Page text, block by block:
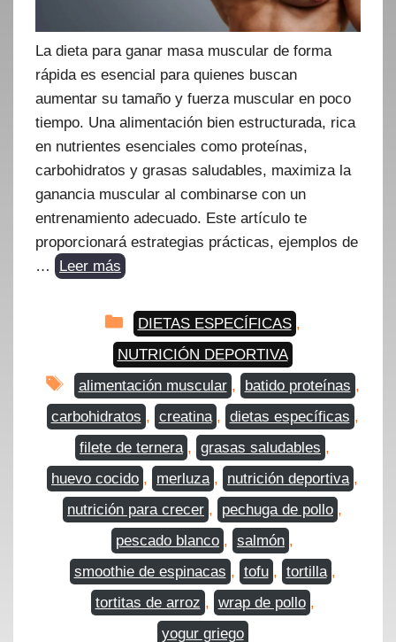
La dieta para ganar masa muscular de forma
rápida es esencial para quienes buscan
aumentar su tamaño y fuerza muscular en poco
tiempo. Una alimentación bien estructurada, rica
en nutrientes esenciales como proteínas,
carbohidratos y grasas saludables, maximiza la
ganancia muscular al combinarse con un
entrenamiento adecuado. Este artículo te
proporcionará estrategias prácticas, ejemplos de
…
Leer más
Categorías
DIETAS ESPECÍFICAS ,
NUTRICIÓN DEPORTIVA
Etiquetas
alimentación muscular , batido proteínas ,
carbohidratos , creatina , dietas específicas ,
filete de ternera , grasas saludables ,
huevo cocido , merluza , nutrición deportiva ,
nutrición para crecer , pechuga de pollo ,
pescado blanco , salmón ,
smoothie de espinacas , tofu , tortilla ,
tortitas de arroz , wrap de pollo ,
yogur griego